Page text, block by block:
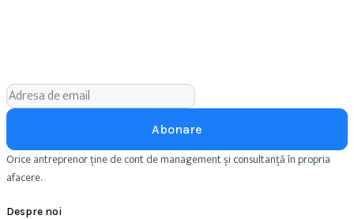
Abonare
Orice antreprenor ține de cont de management și consultanță în propria
afacere.
Despre noi